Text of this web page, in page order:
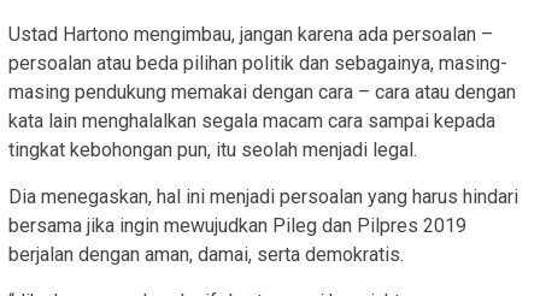
Ustad Hartono mengimbau, jangan karena ada persoalan –
persoalan atau beda pilihan politik dan sebagainya, masing-
masing pendukung memakai dengan cara – cara atau dengan
kata lain menghalalkan segala macam cara sampai kepada
tingkat kebohongan pun, itu seolah menjadi legal.
Dia menegaskan, hal ini menjadi persoalan yang harus hindari
bersama jika ingin mewujudkan Pileg dan Pilpres 2019
berjalan dengan aman, damai, serta demokratis.